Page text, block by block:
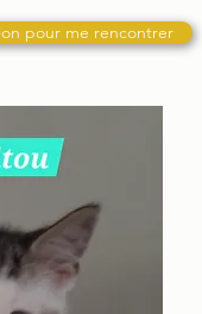
pour me rencontrer